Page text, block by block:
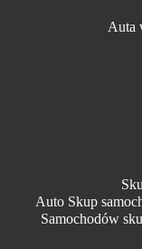
Auta
Auto Skup
Samochodów